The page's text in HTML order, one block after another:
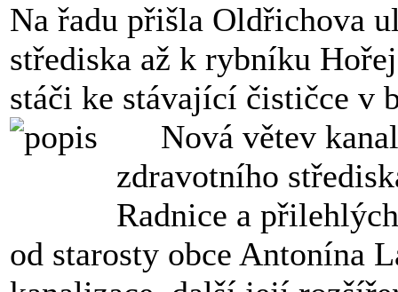
Na řadu přišla Oldřichova
střediska až k rybníku
stáči ke stávající čističce v
Nová větev
zdravotního
Radnice a
od starosty obce Antonína